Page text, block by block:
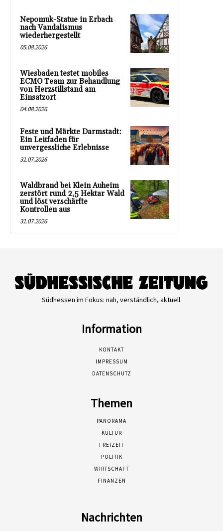
Nepomuk-Statue in Erbach
nach Vandalismus
wiederhergestellt
05.08.2026
Wiesbaden testet mobiles
ECMO Team zur Behandlung
von Herzstillstand am
Einsatzort
04.08.2026
Feste und Märkte Darmstadt:
Ein Leitfaden für
unvergessliche Erlebnisse
31.07.2026
Waldbrand bei Klein Auheim
zerstört rund 2,5 Hektar Wald
und löst verschärfte
Kontrollen aus
31.07.2026
Südhessen im Fokus: nah, verständlich, aktuell.
Information
KONTAKT
IMPRESSUM
DATENSCHUTZ
Themen
PANORAMA
KULTUR
FREIZEIT
POLITIK
WIRTSCHAFT
FINANZEN
Nachrichten